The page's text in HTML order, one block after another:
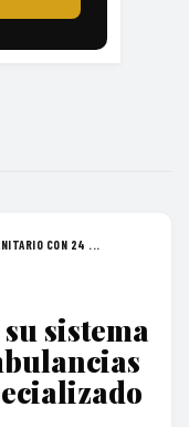
CON 24 ...
sistema